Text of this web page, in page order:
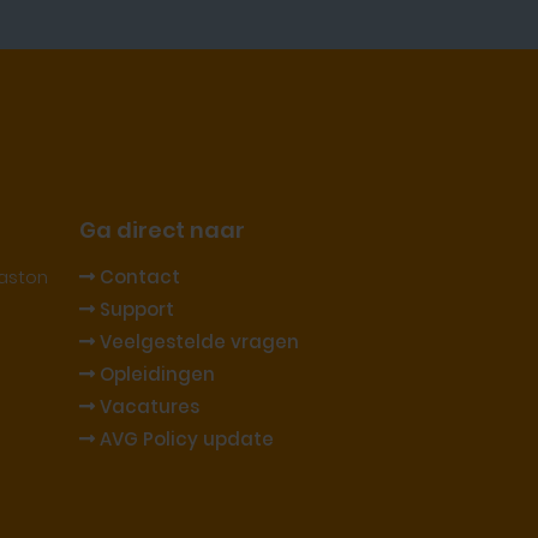
Ga direct naar
Contact
Support
Veelgestelde vragen
Opleidingen
Vacatures
AVG Policy update